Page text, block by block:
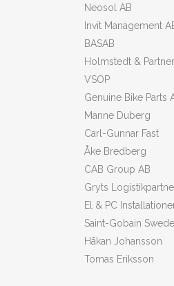
Neosol AB
Invit Management
BASAB
Holmstedt &
VSOP
Genuine Bike Parts
Manne Duberg
Carl-Gunnar Fast
Åke Bredberg
CAB Group AB
Gryts
El & PC
Saint-Gobain
Håkan Johansson
Tomas Eriksson